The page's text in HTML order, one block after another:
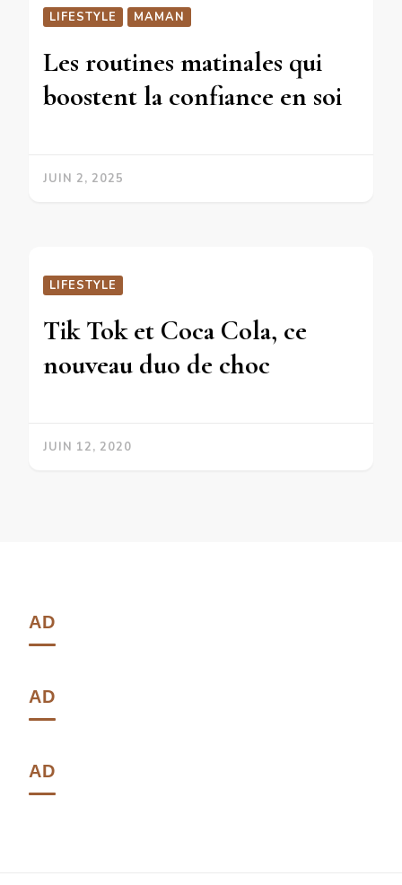
LIFESTYLE MAMAN
Les routines matinales qui
boostent la confiance en soi
JUIN 2, 2025
LIFESTYLE
Tik Tok et Coca Cola, ce
nouveau duo de choc
JUIN 12, 2020
AD
AD
AD